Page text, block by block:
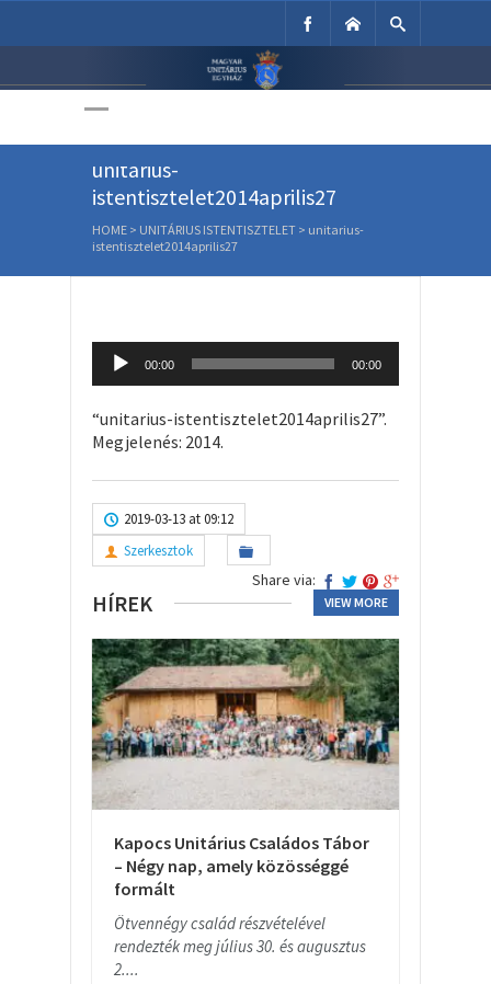
Unitárius Egyház
unitarius-
istentisztelet2014aprilis27
HOME > UNITÁRIUS ISTENTISZTELET > unitarius-
istentisztelet2014aprilis27
Audio
Player
00:00 00:00
“unitarius-istentisztelet2014aprilis27”.
Megjelenés: 2014.
2019-03-13 at 09:12
Szerkesztok
Share via:
HÍREK VIEW MORE
Kapocs Unitárius Családos Tábor
– Négy nap, amely közösséggé
formált
Ötvennégy család részvételével
rendezték meg július 30. és augusztus
2....